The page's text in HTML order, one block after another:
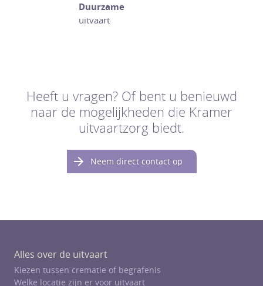
Duurzame
uitvaart
Heeft u vragen? Of bent u benieuwd
naar de mogelijkheden die Kramer
uitvaartzorg biedt.
Neem direct contact op
Alles over de uitvaart
Kiezen tussen crematie of begrafenis
Welke locatie zijn er voor uitvaart